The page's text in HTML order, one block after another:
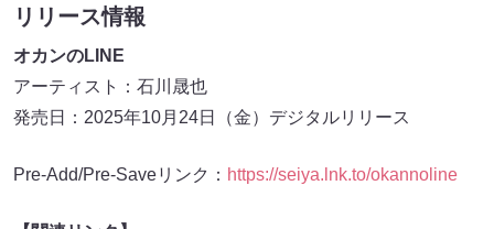
リリース情報
オカンのLINE
アーティスト：石川晟也
発売日：2025年10月24日（金）デジタルリリース
Pre-Add/Pre-Saveリンク： https://seiya.lnk.to/okannoline